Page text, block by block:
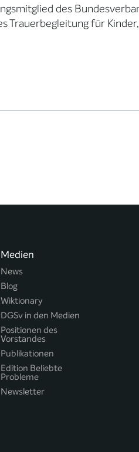
des
Trauerbegleitung für
Medien
News
Blog
Wiktionary
DGSv in den Medien
Positionen des
Vorstandes
Publikationen
Edition Beliebte
Probleme
Newsletter